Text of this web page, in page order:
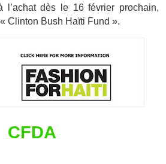
l’achat dès le 16 février prochain,
Clinton Bush Haïti Fund ».
CFDA